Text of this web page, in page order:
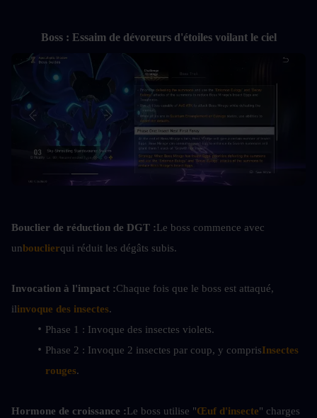
Boss : Essaim de dévoreurs d'étoiles voilant le ciel
Bouclier de réduction de DGT :Le boss commence avec
unbouclierqui réduit les dégâts subis.
Invocation à l'impact :Chaque fois que le boss est attaqué,
ilinvoque des insectes.
Phase 1 : Invoque des insectes violets.
Phase 2 : Invoque 2 insectes par coup, y comprisInsectes
rouges.
Hormone de croissance :Le boss utilise "Œuf d'insecte" charges